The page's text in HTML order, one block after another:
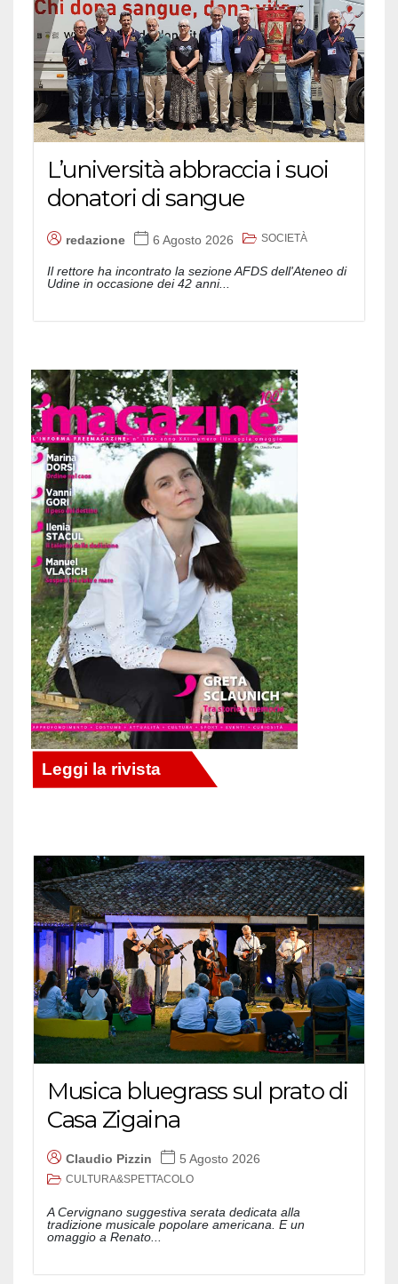
L’università abbraccia i suoi
donatori di sangue
redazione 6 Agosto 2026 SOCIETÀ
Il rettore ha incontrato la sezione AFDS dell'Ateneo di
Udine in occasione dei 42 anni...
Musica bluegrass sul prato di
Casa Zigaina
Claudio Pizzin 5 Agosto 2026
CULTURA&SPETTACOLO
A Cervignano suggestiva serata dedicata alla
tradizione musicale popolare americana. E un
omaggio a Renato...